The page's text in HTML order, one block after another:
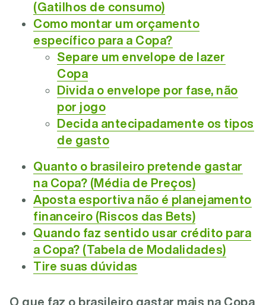
(Gatilhos de consumo)
Como montar um orçamento
específico para a Copa?
Separe um envelope de lazer
Copa
Divida o envelope por fase, não
por jogo
Decida antecipadamente os tipos
de gasto
Quanto o brasileiro pretende gastar
na Copa? (Média de Preços)
Aposta esportiva não é planejamento
financeiro (Riscos das Bets)
Quando faz sentido usar crédito para
a Copa? (Tabela de Modalidades)
Tire suas dúvidas
O que faz o brasileiro gastar mais na Copa